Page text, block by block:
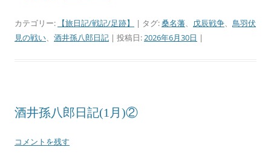
カテゴリー: 【旅日記/戦記/足跡】 | タグ:桑名藩、 戊辰戦争、 鳥羽伏
見の戦い、 酒井孫八郎日記 | 投稿日:2026年6月30日 |
酒井孫八郎日記(1月)②
コメントを残す